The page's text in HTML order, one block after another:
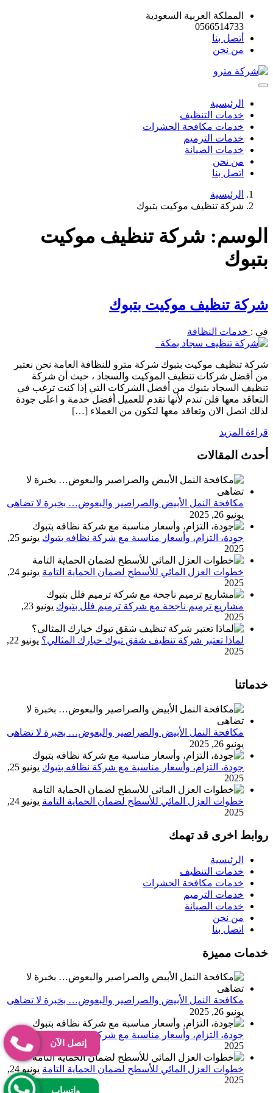
المملكة العربية السعودية
0566514733
أتصل بنا
من نحن
الرئيسية
خدمات التنظيف
خدمات مكافحة الحشرات
خدمات الترميم
خدمات الصيانة
من نحن
اتصل بنا
الرئيسية
شركة تنظيف موكيت بتبوك
الوسم: شركة تنظيف موكيت
بتبوك
شركة تنظيف موكيت بتبوك
في : خدمات النظافة
شركة تنظيف موكيت بتبوك شركة مترو للنظافة العامة نحن نعتبر
من أفضل شركات تنظيف الموكيت والسجاد ، حيث أن شركة
تنظيف السجاد بتبوك من أفضل الشركات التي إذا كنت ترغب في
التعاقد معها فلن تندم لأنها تقدم للعميل أفضل خدمة و اعلى جودة
لذلك اتصل الان وتعاقد معها لتكون من العملاء […]
قراءة المزيد
أحدث المقالات
مكافحة النمل الأبيض والصراصير والبعوض… بخبرة لا تضاهى
يونيو 26, 2025
جودة، التزام، وأسعار مناسبة مع شركة نظافه بتبوك
يونيو 25,
2025
خطوات العزل المائي للأسطح لضمان الحماية التامة
يونيو 24,
2025
مشاريع ترميم ناجحة مع شركة ترميم فلل بتبوك
يونيو 23,
2025
لماذا تعتبر شركة تنظيف شقق تبوك خيارك المثالي؟
يونيو 22,
2025
خدماتنا
مكافحة النمل الأبيض والصراصير والبعوض… بخبرة لا تضاهى
يونيو 26, 2025
جودة، التزام، وأسعار مناسبة مع شركة نظافه بتبوك
يونيو 25,
2025
خطوات العزل المائي للأسطح لضمان الحماية التامة
يونيو 24,
2025
روابط اخرى قد تهمك
الرئيسية
خدمات التنظيف
خدمات مكافحة الحشرات
خدمات الترميم
خدمات الصيانة
من نحن
اتصل بنا
خدمات مميزة
مكافحة النمل الأبيض والصراصير والبعوض… بخبرة لا تضاهى
يونيو 26, 2025
جودة، التزام، وأسعار مناسبة مع شركة نظافه بتبوك
يونيو 25,
2025
خطوات العزل المائي للأسطح لضمان الحماية التامة
يونيو 24,
2025
إتصل الآن
واتساب